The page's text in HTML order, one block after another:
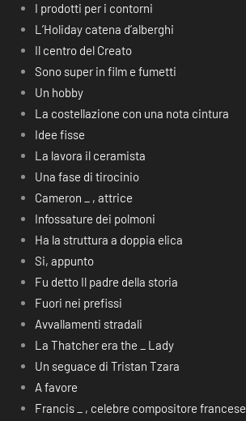
I prodotti per i contorni
L’Holiday catena d’alberghi
Il centro del Creato
Sono super in film e fumetti
Un hobby
La costellazione con una nota cintura
Idee fisse
La lavora il ceramista
Una fase di tirocinio
Cameron _ , attrice
Infossature dei polmoni
Ha la struttura a doppia elica
Si, appunto
Fu detto Il padre della storia
Fuori nei prefissi
Avvallamenti stradali
La Thatcher era the _ Lady
Un seguace di Tristan Tzara
A favore
Francis _ , celebre compositore francese